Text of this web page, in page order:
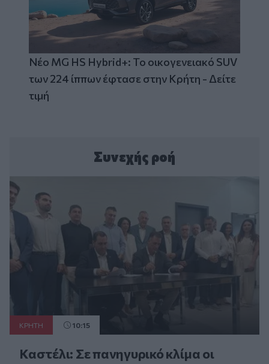
Νέο MG HS Hybrid+: Το οικογενειακό SUV
των 224 ίππων έφτασε στην Κρήτη - Δείτε
τιμή
Συνεχής ροή
ΚΡΗΤΗ 10:15
Καστέλι: Σε πανηγυρικό κλίμα οι